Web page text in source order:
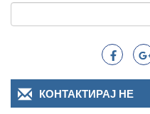
Search
Пребарување
КОНТАКТИРАЈ НЕ